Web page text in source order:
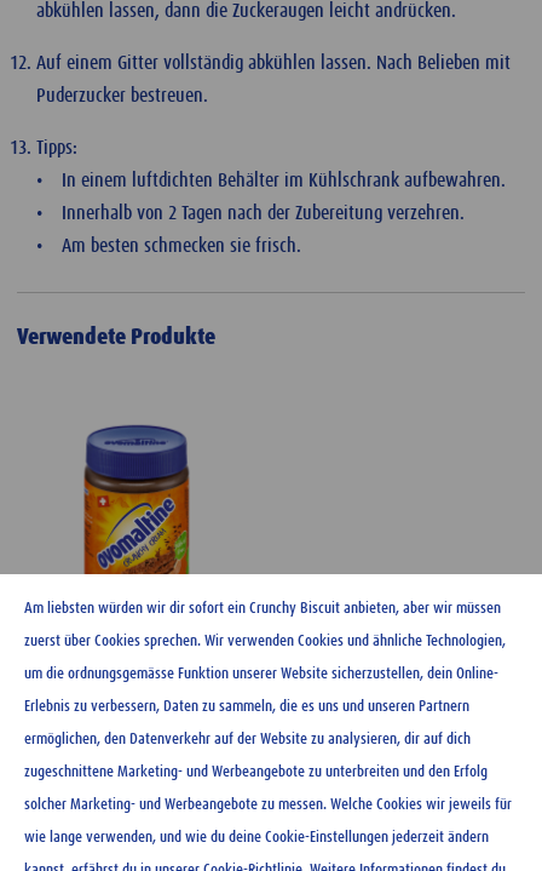
abkühlen lassen, dann die Zuckeraugen leicht andrücken.
Auf einem Gitter vollständig abkühlen lassen. Nach Belieben mit
Puderzucker bestreuen.
Tipps:
• In einem luftdichten Behälter im Kühlschrank aufbewahren.
• Innerhalb von 2 Tagen nach der Zubereitung verzehren.
• Am besten schmecken sie frisch.
Verwendete Produkte
Ovomaltine Crunchy Cream
400 g
Am liebsten würden wir dir sofort ein Crunchy Biscuit anbieten, aber wir müssen
zuerst über Cookies sprechen. Wir verwenden Cookies und ähnliche Technologien,
um die ordnungsgemässe Funktion unserer Website sicherzustellen, dein Online-
Erlebnis zu verbessern, Daten zu sammeln, die es uns und unseren Partnern
ermöglichen, den Datenverkehr auf der Website zu analysieren, dir auf dich
zugeschnittene Marketing- und Werbeangebote zu unterbreiten und den Erfolg
solcher Marketing- und Werbeangebote zu messen. Welche Cookies wir jeweils für
wie lange verwenden, und wie du deine Cookie-Einstellungen jederzeit ändern